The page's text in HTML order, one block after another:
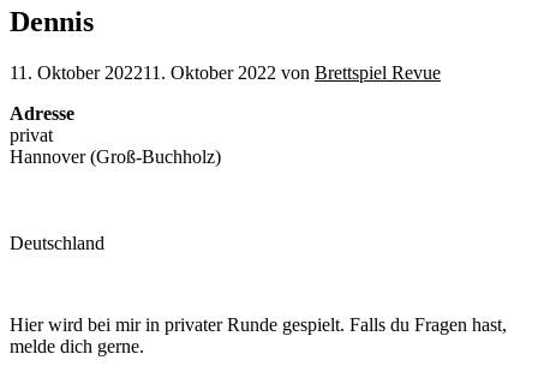
Dennis
11. Oktober 202211. Oktober 2022 von Brettspiel Revue
Adresse
privat
Hannover (Groß-Buchholz)
Deutschland
Hier wird bei mir in privater Runde gespielt. Falls du Fragen hast,
melde dich gerne.